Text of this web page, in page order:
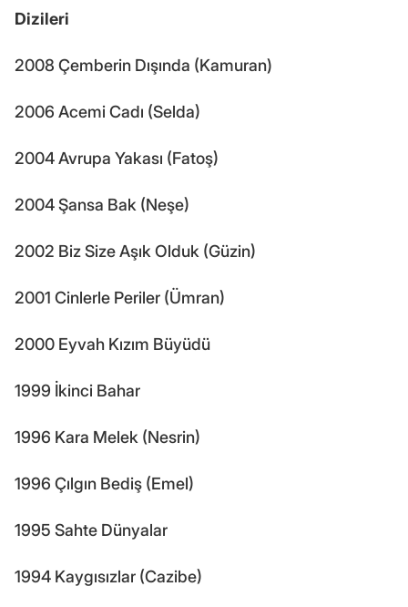
Dizileri
2008 Çemberin Dışında (Kamuran)
2006 Acemi Cadı (Selda)
2004 Avrupa Yakası (Fatoş)
2004 Şansa Bak (Neşe)
2002 Biz Size Aşık Olduk (Güzin)
2001 Cinlerle Periler (Ümran)
2000 Eyvah Kızım Büyüdü
1999 İkinci Bahar
1996 Kara Melek (Nesrin)
1996 Çılgın Bediş (Emel)
1995 Sahte Dünyalar
1994 Kaygısızlar (Cazibe)